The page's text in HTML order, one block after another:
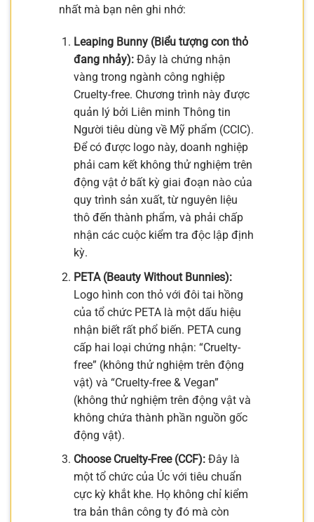
nhất mà bạn nên ghi nhớ:
Leaping Bunny (Biểu tượng con thỏ
đang nhảy):Đây là chứng nhận
vàng trong ngành công nghiệp
Cruelty-free. Chương trình này được
quản lý bởi Liên minh Thông tin
Người tiêu dùng về Mỹ phẩm (CCIC).
Để có được logo này, doanh nghiệp
phải cam kết không thử nghiệm trên
động vật ở bất kỳ giai đoạn nào của
quy trình sản xuất, từ nguyên liệu
thô đến thành phẩm, và phải chấp
nhận các cuộc kiểm tra độc lập định
kỳ.
PETA (Beauty Without Bunnies):
Logo hình con thỏ với đôi tai hồng
của tổ chức PETA là một dấu hiệu
nhận biết rất phổ biến. PETA cung
cấp hai loại chứng nhận: “Cruelty-
free” (không thử nghiệm trên động
vật) và “Cruelty-free & Vegan”
(không thử nghiệm trên động vật và
không chứa thành phần nguồn gốc
động vật).
Choose Cruelty-Free (CCF):Đây là
một tổ chức của Úc với tiêu chuẩn
cực kỳ khắt khe. Họ không chỉ kiểm
tra bản thân công ty đó mà còn